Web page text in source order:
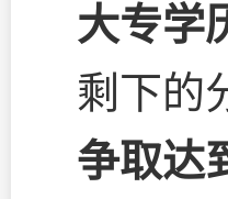
大专学
剩下的
争取达